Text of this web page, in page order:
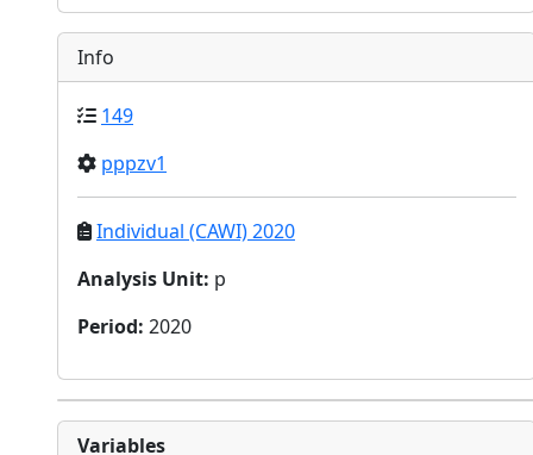
Info
149
pppzv1
Individual (CAWI) 2020
Analysis Unit: p
Period: 2020
Variables